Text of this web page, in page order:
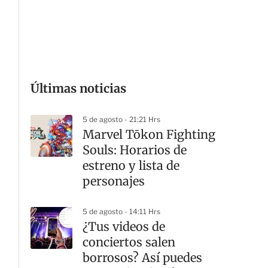
Últimas noticias
5 de agosto - 21:21 Hrs
Marvel Tōkon Fighting
Souls: Horarios de
estreno y lista de
personajes
5 de agosto - 14:11 Hrs
¿Tus videos de
conciertos salen
borrosos? Así puedes